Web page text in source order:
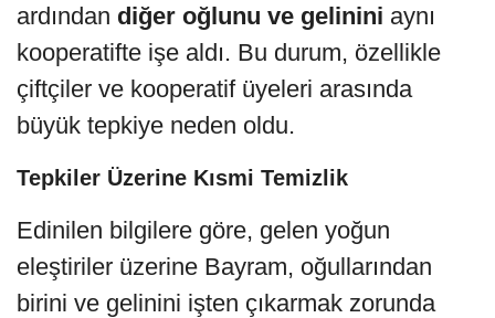
ardından diğer oğlunu ve gelinini aynı
kooperatifte işe aldı. Bu durum, özellikle
çiftçiler ve kooperatif üyeleri arasında
büyük tepkiye neden oldu.
Tepkiler Üzerine Kısmi Temizlik
Edinilen bilgilere göre, gelen yoğun
eleştiriler üzerine Bayram, oğullarından
birini ve gelinini işten çıkarmak zorunda